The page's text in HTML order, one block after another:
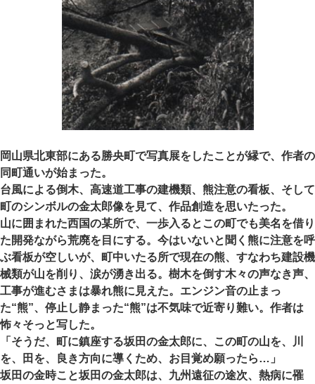
岡山県北東部にある勝央町で写真展をしたことが縁で、作者の
同町通いが始まった。
台風による倒木、高速道工事の建機類、熊注意の看板、そして
町のシンボルの金太郎像を見て、作品創造を思いたった。
山に囲まれた西国の某所で、一歩入るとこの町でも美名を借り
た開発ながら荒廃を目にする。今はいないと聞く熊に注意を呼
ぶ看板が空しいが、町中いたる所で現在の熊、すなわち建設機
械類が山を削り、涙が湧き出る。樹木を倒す木々の声なき声、
工事が進むさまは暴れ熊に見えた。エンジン音の止まっ
た“熊”、停止し静まった“熊”は不気味で近寄り難い。作者は
怖々そっと写した。
「そうだ、町に鎮座する坂田の金太郎に、この町の山を、川
を、田を、良き方向に導くため、お目覚め願ったら…」
坂田の金時こと坂田の金太郎は、九州遠征の途次、熱病に罹